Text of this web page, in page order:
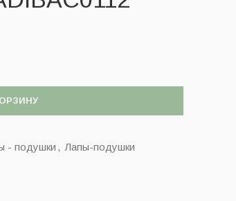
- подушки , Лапы-подушки